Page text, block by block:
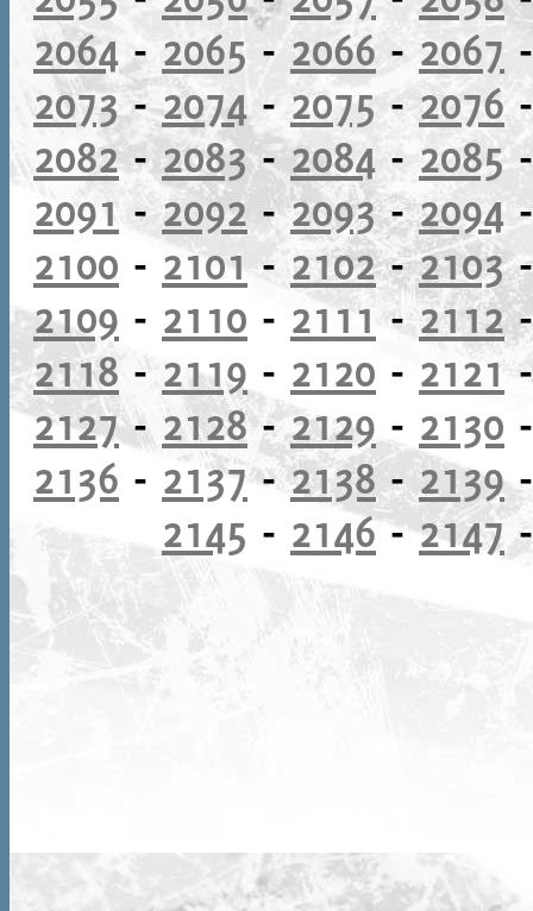
2064 - 2065 - 2066 - 2067
2073-2074- 2075- 2076
2082-2083-2084-2085
2091 -2092 -2093-2094
2100 - 2101-2102-2103
2109 - 2110 - 2111-2112
2118- 2119 - 2120 - 2121
2127- 2128-2129 - 2130
2136 - 2137-2138- 2139
2145 - 2146-2147